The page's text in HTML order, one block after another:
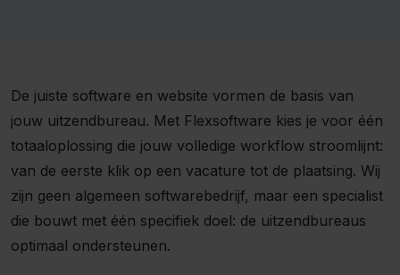
De juiste software en website vormen de basis van
jouw uitzendbureau. Met Flexsoftware kies je voor één
totaaloplossing die jouw volledige workflow stroomlijnt:
van de eerste klik op een vacature tot de plaatsing. Wij
zijn geen algemeen softwarebedrijf, maar een specialist
die bouwt met één specifiek doel: de uitzendbureaus
optimaal ondersteunen.